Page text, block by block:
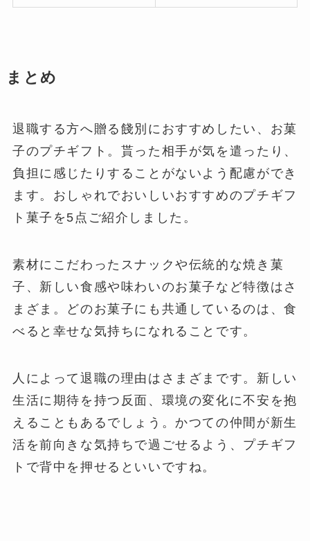
まとめ
退職する方へ贈る餞別におすすめしたい、お菓
子のプチギフト。貰った相手が気を遣ったり、
負担に感じたりすることがないよう配慮ができ
ます。おしゃれでおいしいおすすめのプチギフ
ト菓子を5点ご紹介しました。
素材にこだわったスナックや伝統的な焼き菓
子、新しい食感や味わいのお菓子など特徴はさ
まざま。どのお菓子にも共通しているのは、食
べると幸せな気持ちになれることです。
人によって退職の理由はさまざまです。新しい
生活に期待を持つ反面、環境の変化に不安を抱
えることもあるでしょう。かつての仲間が新生
活を前向きな気持ちで過ごせるよう、プチギフ
トで背中を押せるといいですね。